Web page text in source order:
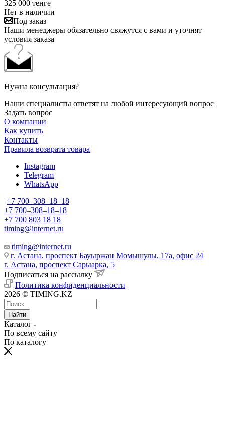
325 000 тенге
Нет в наличии
Под заказ
Наши менеджеры обязательно свяжутся с вами и уточнят
условия заказа
Нужна консультация?
Наши специалисты ответят на любой интересующий вопрос
Задать вопрос
О компании
Как купить
Контакты
Правила возврата товара
Instagram
Telegram
WhatsApp
+7 700‒308‒18‒18
+7 700‒308‒18‒18
+7 700 803 18 18
timing@internet.ru
timing@internet.ru
г. Астана, проспект Бауыржан Момышулы, 17а, офис 24
г. Астана, проспект Сарыарка, 5
Подписаться на рассылку
Политика конфиденциальности
2026 © TIMING.KZ
Найти
Каталог
По всему сайту
По каталогу